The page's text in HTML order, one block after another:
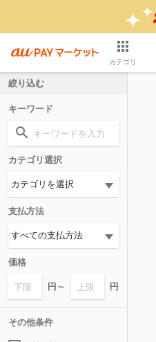
カテゴリ
絞り込む
キーワード
カテゴリ選択
支払方法
価格
円～ 円
その他条件